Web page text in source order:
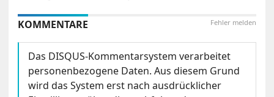
Fehler melden
KOMMENTARE
Das DISQUS-Kommentarsystem verarbeitet
personenbezogene Daten. Aus diesem Grund
wird das System erst nach ausdrücklicher